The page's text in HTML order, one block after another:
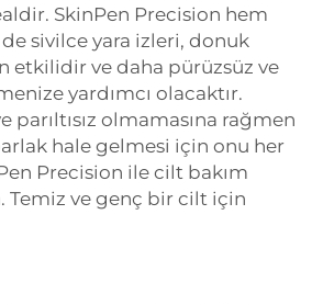
SkinPen Precision hem
sivilce yara izleri, donuk
etkilidir ve daha pürüzsüz ve
yardımcı olacaktır.
parıltısız olmamasına rağmen
hale gelmesi için onu her
Precision ile cilt bakım
ve genç bir cilt için